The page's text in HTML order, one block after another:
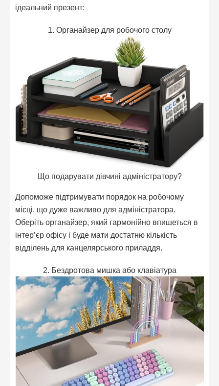
ідеальний презент:
1. Органайзер для робочого столу
Що подарувати дівчині адміністратору?
Допоможе підтримувати порядок на робочому
місці, що дуже важливо для адміністратора.
Оберіть органайзер, який гармонійно впишеться в
інтер’єр офісу і буде мати достатню кількість
відділень для канцелярського приладдя.
2. Бездротова мишка або клавіатура